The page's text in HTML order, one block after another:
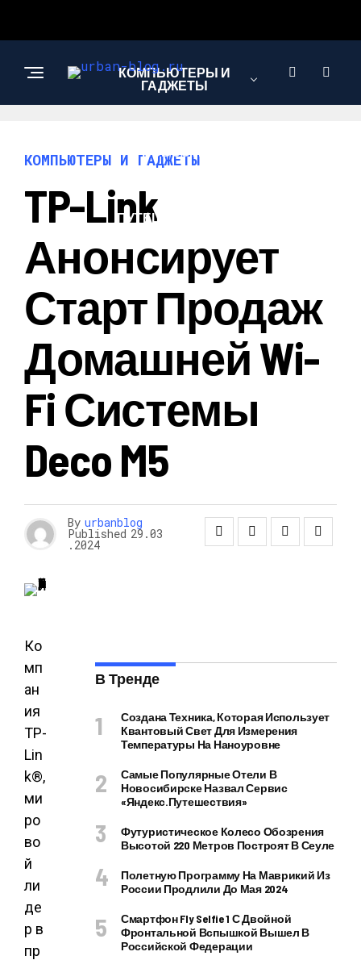
КОМПЬЮТЕРЫ И
ГАДЖЕТЫ
НОВОСТИ
ПУТЕШЕСТВИЯ И
КОМПЬЮТЕРЫ И ГАДЖЕТЫ
TP-Link
Анонсирует
Старт Продаж
Домашней Wi-
Fi Системы
Deco M5
By urbanblog
Published 29.03
.2024
Ко
мп
ан
ия
TP-
Lin
k®,
ми
ро
во
й
ли
де
р в
пр
В Тренде
Создана Техника, Которая Использует
Квантовый Свет Для Измерения
Температуры На Наноуровне
Самые Популярные Отели В
Новосибирске Назвал Сервис
«Яндекс.Путешествия»
Футуристическое Колесо Обозрения
Высотой 220 Метров Построят В Сеуле
Полетную Программу На Маврикий Из
России Продлили До Мая 2024
Смартфон Fly Selfie 1 С Двойной
Фронтальной Вспышкой Вышел В
Российской Федерации